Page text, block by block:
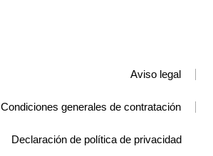
Aviso legal
Condiciones generales de contratación
Declaración de política de privacidad